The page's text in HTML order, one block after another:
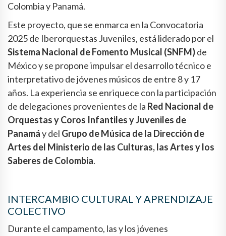
Colombia y Panamá.
Este proyecto, que se enmarca en la Convocatoria
2025 de Iberorquestas Juveniles, está liderado por el
Sistema Nacional de Fomento Musical (SNFM)de
México y se propone impulsar el desarrollo técnico e
interpretativo de jóvenes músicos de entre 8 y 17
años. La experiencia se enriquece con la participación
de delegaciones provenientes de la Red Nacional de
Orquestas y Coros Infantiles y Juveniles de
Panamáy del Grupo de Música de la Dirección de
Artes del Ministerio de las Culturas, las Artes y los
Saberes de Colombia.
INTERCAMBIO CULTURAL Y APRENDIZAJE
COLECTIVO
Durante el campamento, las y los jóvenes